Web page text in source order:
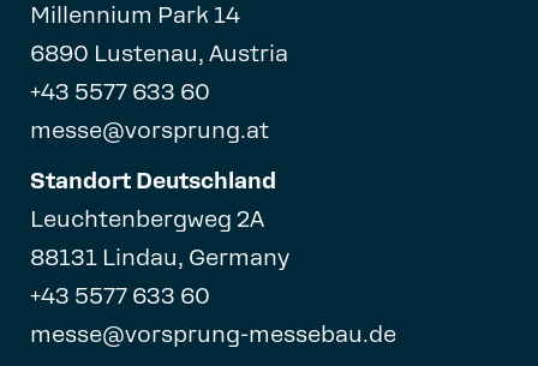
Millennium Park 14
6890 Lustenau, Austria
+43 5577 633 60
messe@vorsprung.at
Standort Deutschland
Leuchtenbergweg 2A
88131 Lindau, Germany
+43 5577 633 60
messe@vorsprung-messebau.de